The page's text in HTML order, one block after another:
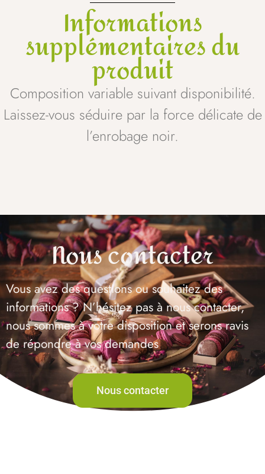
Informations
supplémentaires du
produit
Composition variable suivant disponibilité.
Laissez-vous séduire par la force délicate de
l’enrobage noir.
Nous contacter
Vous avez des questions ou souhaitez des
informations ? N’hésitez pas à nous contacter,
nous sommes à votre disposition et serons ravis
de répondre à vos demandes
Nous contacter